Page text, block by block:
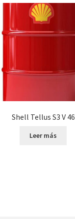
Shell Tellus S3 V 46
Leer más